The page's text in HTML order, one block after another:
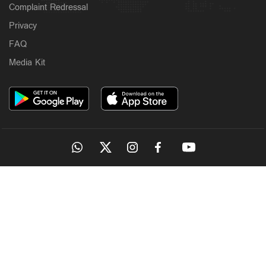
Complaint Redressal
Privacy
FAQ
Media Kit